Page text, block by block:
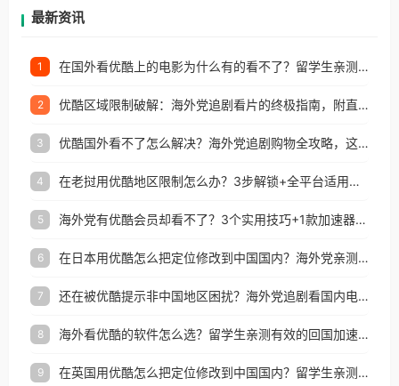
最新资讯
1 在国外看优酷上的电影为什么有的看不了？留学生亲测有效的回国加速方案
2 优酷区域限制破解：海外党追剧看片的终极指南，附直播欧冠+1905电影网解决方案
3 优酷国外看不了怎么解决？海外党追剧购物全攻略，这招亲测有效！
4 在老挝用优酷地区限制怎么办？3步解锁+全平台适用的回国加速器指南
5 海外党有优酷会员却看不了？3个实用技巧+1款加速器解决追剧&金融APP难题
6 在日本用优酷怎么把定位修改到中国国内？海外党亲测有效的回国加速指南
7 还在被优酷提示非中国地区困扰？海外党追剧看国内电影的正确打开方式
8 海外看优酷的软件怎么选？留学生亲测有效的回国加速方案
9 在英国用优酷怎么把定位修改到中国国内？留学生亲测有效的回国加速方案